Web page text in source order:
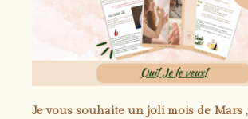
Je vous souhaite un joli mois de Mars ,